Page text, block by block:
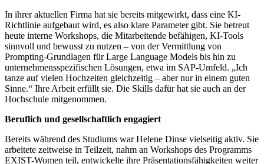
In ihrer aktuellen Firma hat sie bereits mitgewirkt, dass eine KI-
Richtlinie aufgebaut wird, es also klare Parameter gibt. Sie betreut
heute interne Workshops, die Mitarbeitende befähigen, KI-Tools
sinnvoll und bewusst zu nutzen – von der Vermittlung von
Prompting-Grundlagen für Large Language Models bis hin zu
unternehmensspezifischen Lösungen, etwa im SAP-Umfeld. „Ich
tanze auf vielen Hochzeiten gleichzeitig – aber nur in einem guten
Sinne.“ Ihre Arbeit erfüllt sie. Die Skills dafür hat sie auch an der
Hochschule mitgenommen.
Beruflich und gesellschaftlich engagiert
Bereits während des Studiums war Helene Dinse vielseitig aktiv. Sie
arbeitete zeitweise in Teilzeit, nahm an Workshops des Programms
EXIST-Women teil, entwickelte ihre Präsentationsfähigkeiten weiter